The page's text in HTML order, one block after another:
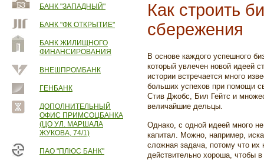
БАНК "ЗАПАДНЫЙ"
БАНК "ФК ОТКРЫТИЕ"
БАНК ЖИЛИЩНОГО
ФИНАНСИРОВАНИЯ
ВНЕШПРОМБАНК
ГЕНБАНК
ДОПОЛНИТЕЛЬНЫЙ
ОФИС ПРИМСОЦБАНКА
(ЦО УЛ. МАРШАЛА
ЖУКОВА, 74/1)
ПАО "ПЛЮС БАНК"
Как строить
сбережения
В основе каждого успешного
который увлечен новой идеей
истории встречается много
больших успехов при помощи
Стив Джобс, Бил Гейтс и
величайшие дельцы.
Однако, с одной идеей много
капитал. Можно, например,
сложная задача, потому что
действительно хороша, чтобы